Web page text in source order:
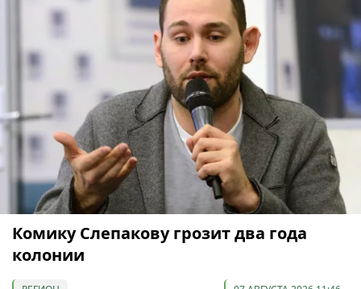
Комику Слепакову грозит два года
колонии